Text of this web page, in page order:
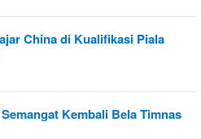
China di Kualifikasi Piala
Kembali Bela Timnas